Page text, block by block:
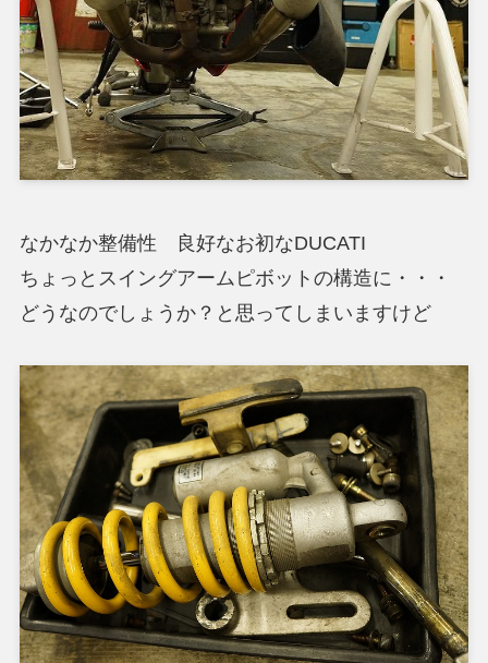
なかなか整備性 良好なお初なDUCATI
ちょっとスイングアームピボットの構造に・・・
どうなのでしょうか？と思ってしまいますけど